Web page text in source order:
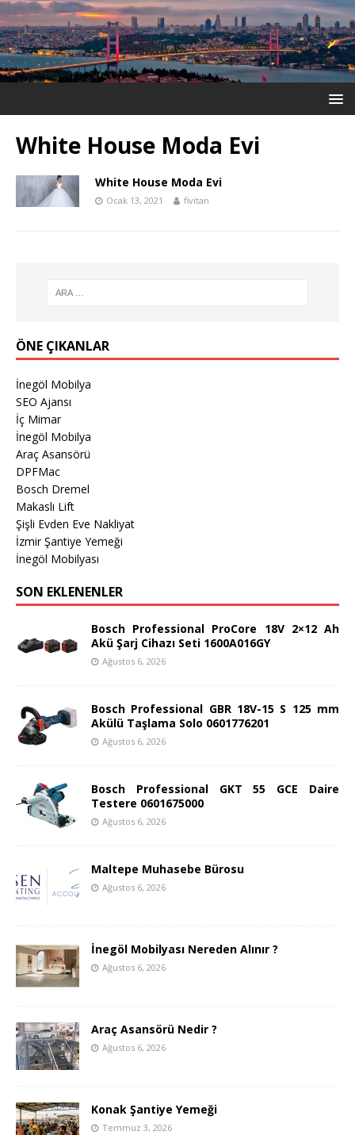
White House Moda Evi
White House Moda Evi
Ocak 13, 2021 fivitan
ÖNE ÇIKANLAR
İnegöl Mobilya
SEO Ajansı
İç Mimar
İnegöl Mobilya
Araç Asansörü
DPFMac
Bosch Dremel
Makaslı Lift
Şişli Evden Eve Nakliyat
İzmir Şantiye Yemeği
İnegöl Mobilyası
SON EKLENENLER
Bosch Professional ProCore 18V 2×12 Ah
Akü Şarj Cihazı Seti 1600A016GY
Ağustos 6, 2026
Bosch Professional GBR 18V-15 S 125 mm
Akülü Taşlama Solo 0601776201
Ağustos 6, 2026
Bosch Professional GKT 55 GCE Daire
Testere 0601675000
Ağustos 6, 2026
Maltepe Muhasebe Bürosu
Ağustos 6, 2026
İnegöl Mobilyası Nereden Alınır ?
Ağustos 6, 2026
Araç Asansörü Nedir ?
Ağustos 6, 2026
Konak Şantiye Yemeği
Temmuz 3, 2026